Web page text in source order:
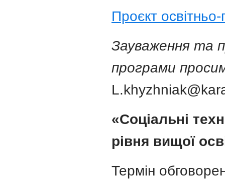
Проєкт
Зауваження та
програми
«Соціальні
рівня вищої
Термін